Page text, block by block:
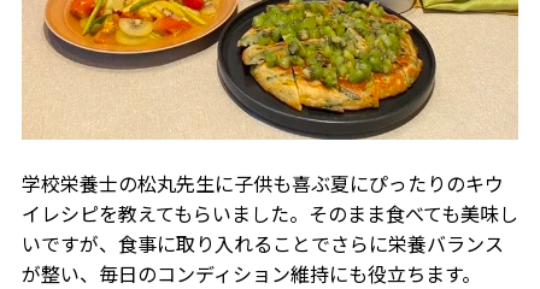
学校栄養士の松丸先生に子供も喜ぶ夏にぴったりのキウ
イレシピを教えてもらいました。そのまま食べても美味し
いですが、食事に取り入れることでさらに栄養バランス
が整い、毎日のコンディション維持にも役立ちます。